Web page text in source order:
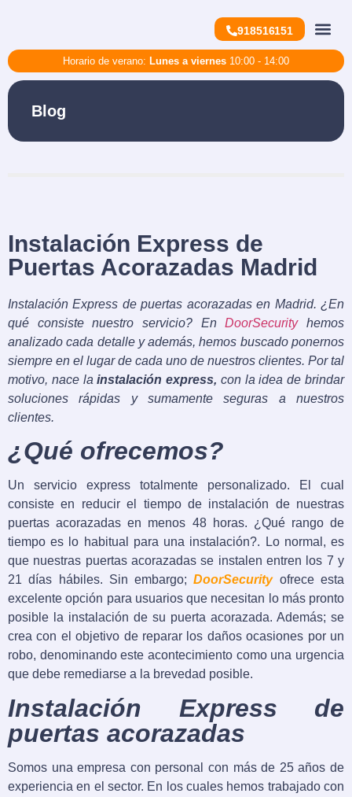
918516151
Horario de verano: Lunes a viernes 10:00 - 14:00
Blog
Instalación Express de
Puertas Acorazadas Madrid
Instalación Express de puertas acorazadas en Madrid. ¿En
qué consiste nuestro servicio? En
DoorSecurityhemos
analizado cada detalle y además, hemos buscado ponernos
siempre en el lugar de cada uno de nuestros clientes. Por tal
motivo, nace lainstalación express, con la idea de brindar
soluciones rápidas y sumamente seguras a nuestros
clientes.
¿Qué ofrecemos?
Un servicio express totalmente personalizado. El cual
consiste en reducir el tiempo de instalación de nuestras
puertas acorazadas en menos 48 horas. ¿Qué rango de
tiempo es lo habitual para una instalación?. Lo normal, es
que nuestras puertas acorazadas se instalen entren los 7 y
21 días hábiles. Sin embargo;DoorSecurity ofrece esta
excelente opción para usuarios que necesitan lo más pronto
posible la instalación de su puerta acorazada. Además; se
crea con el objetivo de reparar los daños ocasiones por un
robo, denominando este acontecimiento como una urgencia
que debe remediarse a la brevedad posible.
Instalación Express de
puertas acorazadas
Somos una empresa con personal con más de 25 años de
experiencia en el sector. En los cuales hemos trabajado con